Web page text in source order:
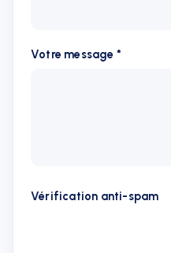
Votre message *
Vérification anti-spam